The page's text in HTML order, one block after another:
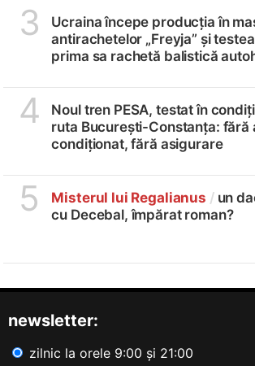
3
Ucraina începe producția în
antirachetelor „Freyja” și
prima sa rachetă balistică
4
Noul tren PESA, testat în
ruta București-Constanța: fără
condiționat, fără asigurare
5 Misterul lui Regalianus /un
cu Decebal, împărat roman?
newsletter:
zilnic la orele 9:00 și 21:00